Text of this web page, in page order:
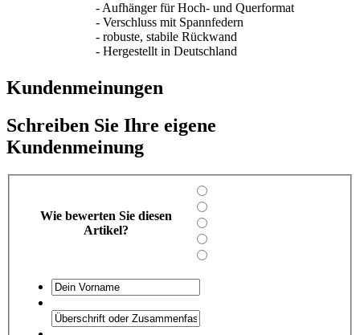
- Aufhänger für Hoch- und Querformat
- Verschluss mit Spannfedern
- robuste, stabile Rückwand
- Hergestellt in Deutschland
Kundenmeinungen
Schreiben Sie Ihre eigene
Kundenmeinung
Wie bewerten Sie diesen
Artikel?